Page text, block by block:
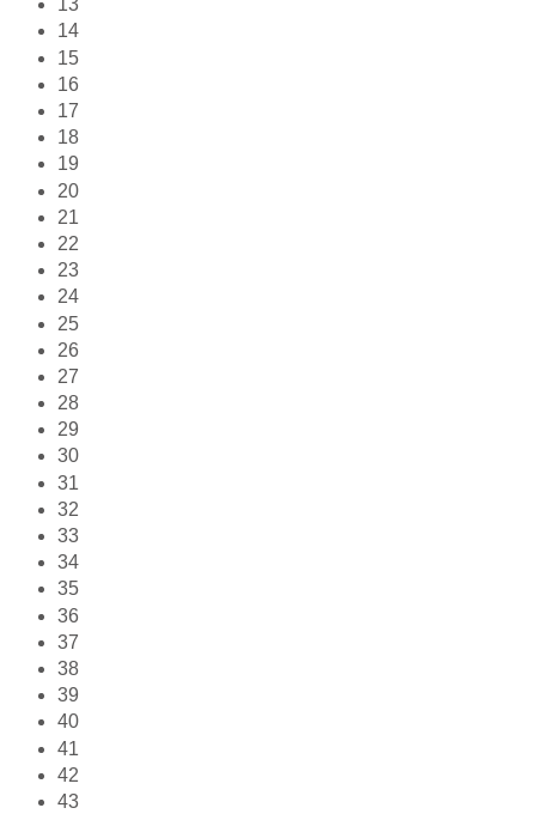
13
14
15
16
17
18
19
20
21
22
23
24
25
26
27
28
29
30
31
32
33
34
35
36
37
38
39
40
41
42
43